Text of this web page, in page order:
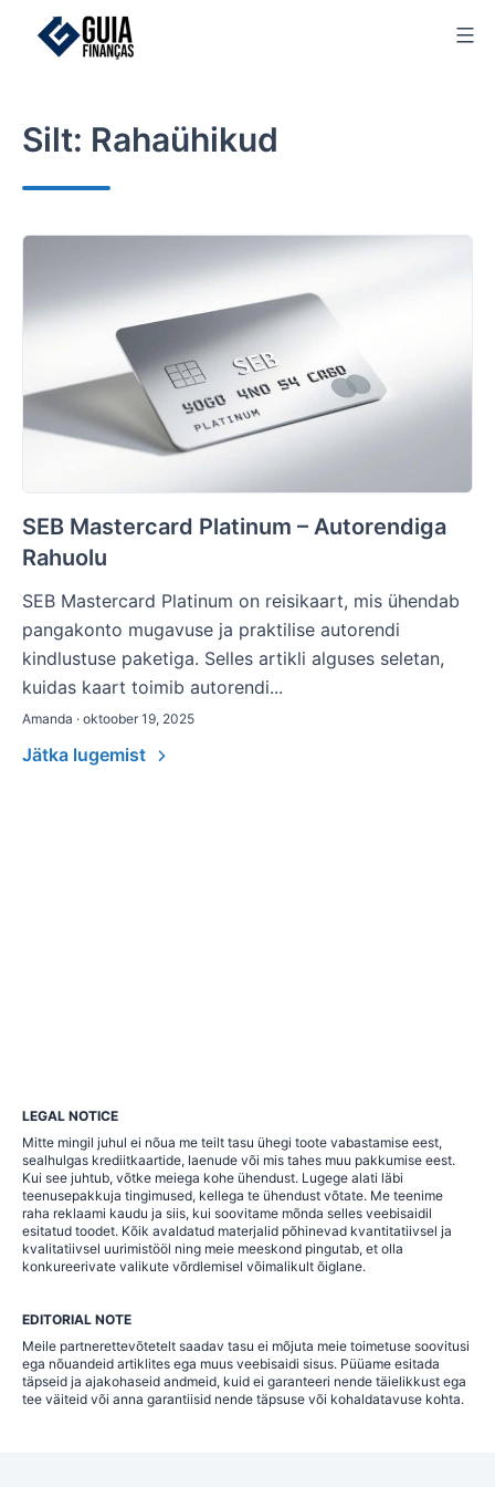
Silt: Rahaühikud
SEB Mastercard Platinum – Autorendiga
Rahuolu
SEB Mastercard Platinum on reisikaart, mis ühendab
pangakonto mugavuse ja praktilise autorendi
kindlustuse paketiga. Selles artikli alguses seletan,
kuidas kaart toimib autorendi...
Amanda · oktoober 19, 2025
Jätka lugemist
LEGAL NOTICE
Mitte mingil juhul ei nõua me teilt tasu ühegi toote vabastamise eest,
sealhulgas krediitkaartide, laenude või mis tahes muu pakkumise eest.
Kui see juhtub, võtke meiega kohe ühendust. Lugege alati läbi
teenusepakkuja tingimused, kellega te ühendust võtate. Me teenime
raha reklaami kaudu ja siis, kui soovitame mõnda selles veebisaidil
esitatud toodet. Kõik avaldatud materjalid põhinevad kvantitatiivsel ja
kvalitatiivsel uurimistööl ning meie meeskond pingutab, et olla
konkureerivate valikute võrdlemisel võimalikult õiglane.
EDITORIAL NOTE
Meile partnerettevõtetelt saadav tasu ei mõjuta meie toimetuse soovitusi
ega nõuandeid artiklites ega muus veebisaidi sisus. Püüame esitada
täpseid ja ajakohaseid andmeid, kuid ei garanteeri nende täielikkust ega
tee väiteid või anna garantiisid nende täpsuse või kohaldatavuse kohta.